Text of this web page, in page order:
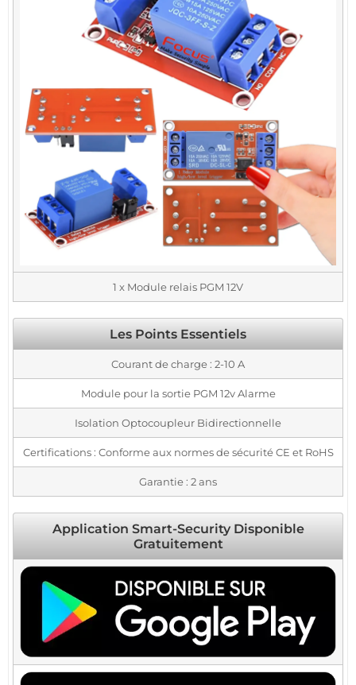
1 x Module relais PGM 12V
Les Points Essentiels
Courant de charge : 2-10 A
Module pour la sortie PGM 12v Alarme
Isolation Optocoupleur Bidirectionnelle
Certifications : Conforme aux normes de sécurité CE et RoHS
Garantie : 2 ans
Application Smart-Security Disponible
Gratuitement